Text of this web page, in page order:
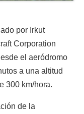
por Irkut
Corporation
el aeródromo
a una altitud
300 km/hora.
de la